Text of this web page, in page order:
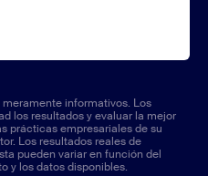
informativos. Los
los resultados y evaluar la mejor
prácticas empresariales de su
Los resultados reales de
pueden variar en función del
y los datos disponibles.